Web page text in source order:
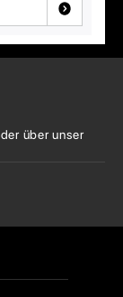
überunser